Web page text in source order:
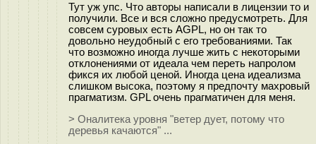
Тут уж упс. Что авторы написали в лицензии то и
получили. Все и вся сложно предусмотреть. Для
совсем суровых есть AGPL, но он так то
довольно неудобный с его требованиями. Так
что возможно иногда лучше жить с некоторыми
отклонениями от идеала чем переть напролом
фикся их любой ценой. Иногда цена идеализма
слишком высока, поэтому я предпочту махровый
прагматизм. GPL очень прагматичен для меня.
> Оналитека уровня "ветер дует, потому что
деревья качаются" ...